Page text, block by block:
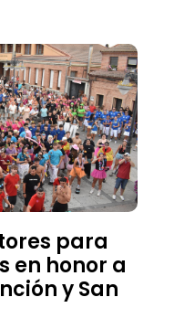
para
en honor a
y San